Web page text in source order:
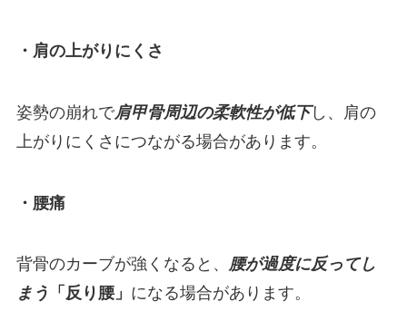
・肩の上がりにくさ
姿勢の崩れで肩甲骨周辺の柔軟性が低下し、肩の
上がりにくさにつながる場合があります。
・腰痛
背骨のカーブが強くなると、 腰が過度に反ってし
まう 「反り腰」 になる場合があります。